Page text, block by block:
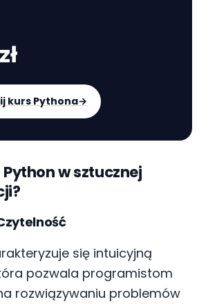
kurs Pythona→
w sztucznej
się intuicyjną
pozwala programistom
rozwiązywaniu problemów